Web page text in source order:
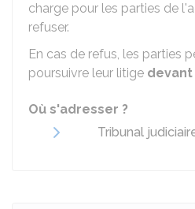
charge pour les parties de
refuser.
En cas de refus, les parties
poursuivre leur litige
Où s'adresser ?
Tribunal